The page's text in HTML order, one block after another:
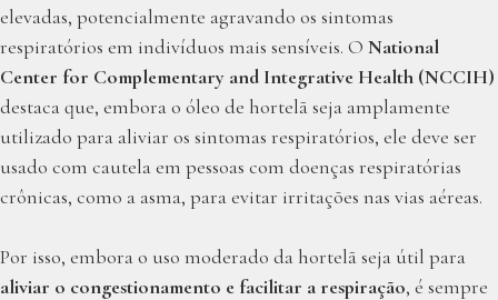
elevadas, potencialmente agravando os sintomas
respiratórios em indivíduos mais sensíveis. O National
Center for Complementary and Integrative Health (NCCIH)
destaca que, embora o óleo de hortelã seja amplamente
utilizado para aliviar os sintomas respiratórios, ele deve ser
usado com cautela em pessoas com doenças respiratórias
crônicas, como a asma, para evitar irritações nas vias aéreas.
Por isso, embora o uso moderado da hortelã seja útil para
aliviar o congestionamento e facilitar a respiração, é sempre